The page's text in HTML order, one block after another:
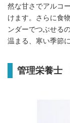
然な甘さでアルコ
けます。さらに食
ンダーでつぶせる
温まる、寒い季節
管理栄養士